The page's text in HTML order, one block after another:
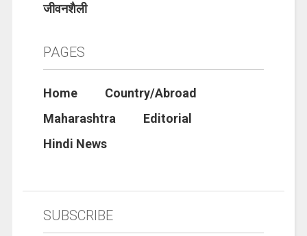
जीवनशैली
PAGES
Home
Country/Abroad
Maharashtra
Editorial
Hindi News
SUBSCRIBE